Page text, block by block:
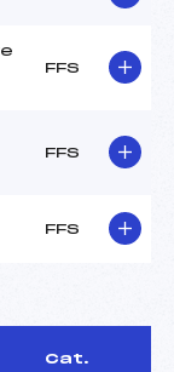
FFS
FFS
FFS
Cat.